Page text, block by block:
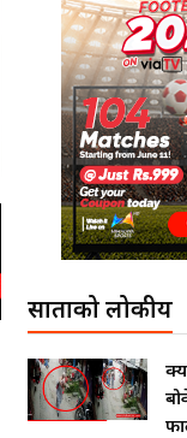
साताको लोकप्रीय